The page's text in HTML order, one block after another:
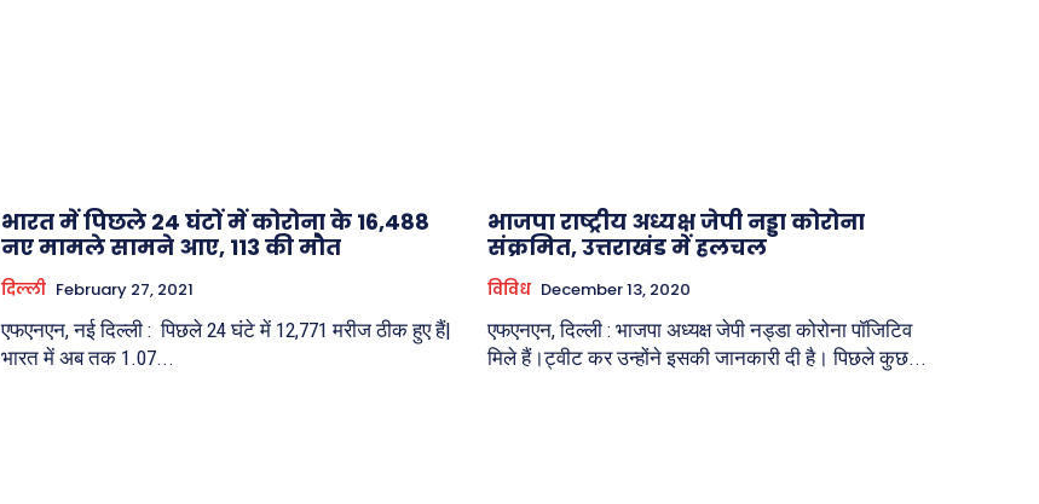
भारत में पिछले 24 घंटों में कोरोना के 16,488
नए मामले सामने आए, 113 की मौत
दिल्ली February 27, 2021
एफएनएन, नई दिल्ली : पिछले 24 घंटे में 12,771 मरीज ठीक हुए हैं|
भारत में अब तक 1.07...
भाजपा राष्ट्रीय अध्यक्ष जेपी नड्डा कोरोना
संक्रमित, उत्तराखंड में हलचल
विविध December 13, 2020
एफएनएन, दिल्ली : भाजपा अध्यक्ष जेपी नड्डा कोरोना पॉजिटिव
मिले हैं।ट्वीट कर उन्होंने इसकी जानकारी दी है। पिछले कुछ...